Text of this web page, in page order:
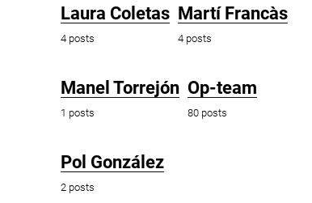
Laura Coletas
4 posts
Martí Francàs
4 posts
Manel Torrejón
1 posts
Op-team
80 posts
Pol González
2 posts